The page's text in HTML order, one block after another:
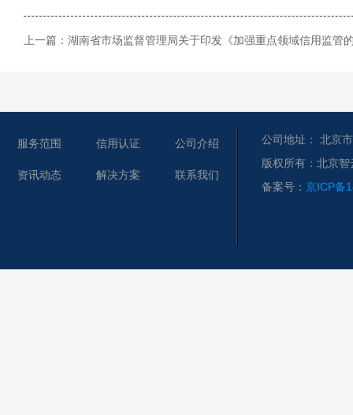
上一篇： 湖南省市场监督管理局关于印发《加强重点领域信用监管
服务范围 信用认证 公司介绍
资讯动态 解决方案 联系我们
公司地址： 北京
版权所有：北京
备案号： 京ICP备